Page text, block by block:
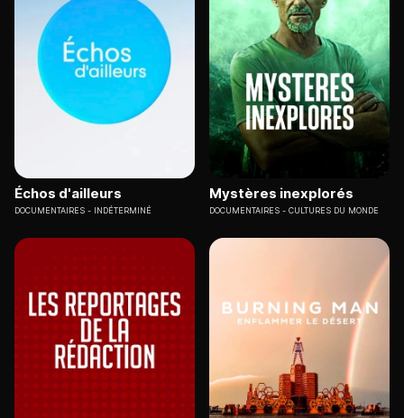
Échos d'ailleurs
DOCUMENTAIRES INDÉTERMINÉ
Mystères inexplorés
DOCUMENTAIRES CULTURES DU MONDE